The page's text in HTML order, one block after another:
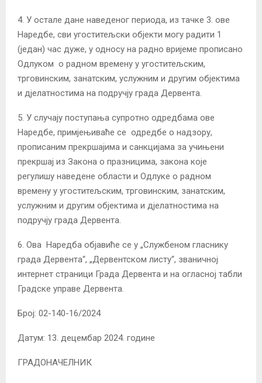
4. У остале дане наведеног периода, из тачке 3. ове
Наредбе, сви угоститељски објекти могу радити 1
(један) час дуже, у односу на радно вријеме прописано
Одлуком о радном времену у угоститељским,
трговинским, занатским, услужним и другим објектима
и дјелатностима на подручју града Дервента.
5. У случају поступања супротно одредбама ове
Наредбе, примјењиваће се одредбе о надзору,
прописаним прекршајима и санкцијама за учињени
прекршај из Закона о празницима, закона које
регулишу наведене области и Одлуке о радном
времену у угоститељским, трговинским, занатским,
услужним и другим објектима и дјелатностима на
подручју града Дервента.
6. Ова Наредба објавиће се у „Службеном гласнику
града Дервента“, „Дервентском листу“, званичној
интернет страници Града Дервента и на огласној табли
Градске управе Дервента.
Број: 02-140-16/2024
Датум: 13. децембар 2024. године
ГРАДОНАЧЕЛНИК